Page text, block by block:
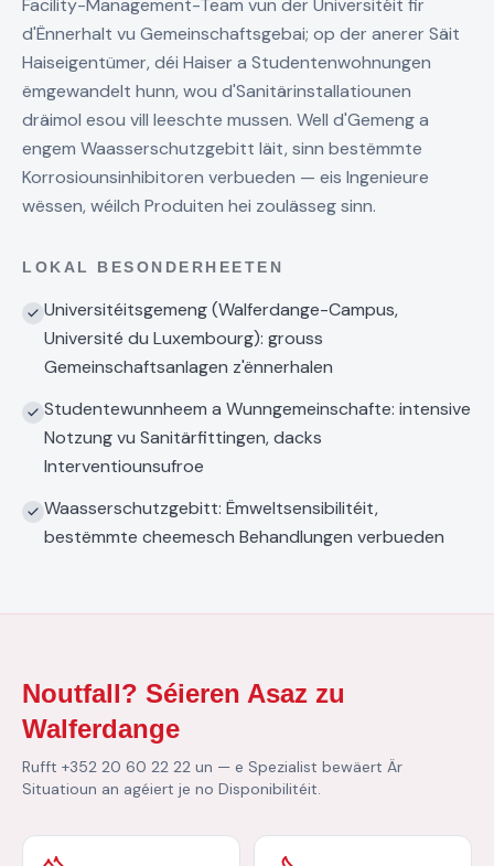
d'Ënnerhalt vu Gemeinschaftsgebai; op der anerer Säit
Haiseigentümer, déi Haiser a Studentenwohnungen
ëmgewandelt hunn, wou d'Sanitärinstallatiounen
dräimol esou vill leeschte mussen. Well d'Gemeng a
engem Waasserschutzgebitt läit, sinn bestëmmte
Korrosiounsinhibitoren verbueden — eis Ingenieure
wëssen, wéilch Produiten hei zoulässeg sinn.
LOKAL BESONDERHEETEN
Universitéitsgemeng (Walferdange-Campus,
Université du Luxembourg): grouss
Gemeinschaftsanlagen z'ënnerhalen
Studentewunnheem a Wunngemeinschafte: intensive
Notzung vu Sanitärfittingen, dacks
Interventiounsufroe
Waasserschutzgebitt: Ëmweltsensibilitéit,
bestëmmte cheemesch Behandlungen verbueden
Noutfall? Séieren Asaz zu
Walferdange
Rufft +352 20 60 22 22 un — e Spezialist bewäert Är
Situatioun an agéiert je no Disponibilitéit.